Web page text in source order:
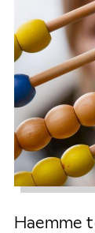
Haemme